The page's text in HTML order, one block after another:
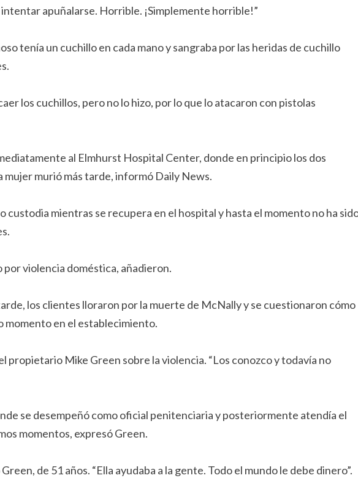
apuñalarse. Horrible. ¡Simplemente horrible!”
tenía un cuchillo en cada mano y sangraba por las heridas de cuchillo
los cuchillos, pero no lo hizo, por lo que lo atacaron con pistolas
al Elmhurst Hospital Center, donde en principio los dos
murió más tarde, informó Daily News.
custodia mientras se recupera en el hospital y hasta el momento no ha
violencia doméstica, añadieron.
los clientes lloraron por la muerte de McNally y se cuestionaron cómo
momento en el establecimiento.
propietario Mike Green sobre la violencia. “Los conozco y todavía no
se desempeñó como oficial penitenciaria y posteriormente atendía el
momentos, expresó Green.
de 51 años. “Ella ayudaba a la gente. Todo el mundo le debe dinero”.